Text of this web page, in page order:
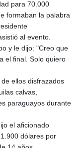
para 70.000
formaban la palabra
al evento.
y le dijo: "Creo que
el final. Solo quiero
ellos disfrazados
calvas,
paraguayos durante
el aficionado
dólares por